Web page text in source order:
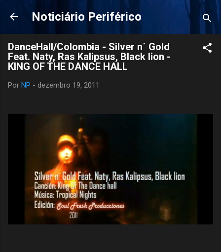
Pular para o conteúdo principal
Noticiário Periférico
DanceHall/Colombia - Silver n´ Gold
Feat. Naty, Ras Kalipsus, Black lion -
KING OF THE DANCE HALL
Por NP - dezembro 19, 2011